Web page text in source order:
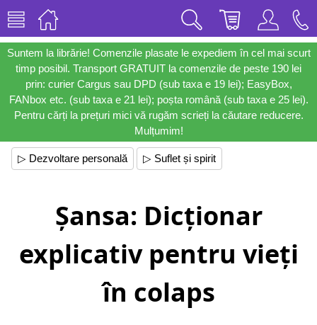
Suntem la librărie! Comenzile plasate le expediem în cel mai scurt
timp posibil. Transport GRATUIT la comenzile de peste 190 lei
prin: curier Cargus sau DPD (sub taxa e 19 lei); EasyBox,
FANbox etc. (sub taxa e 21 lei); poșta română (sub taxa e 25 lei).
Pentru cărți la prețuri mici vă rugăm scrieți la căutare reducere.
Mulțumim!
▷ Dezvoltare personală ▷ Suflet și spirit
Șansa: Dicționar
explicativ pentru vieți
în colaps